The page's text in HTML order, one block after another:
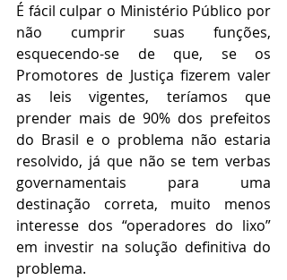
É fácil culpar o Ministério Público por
não cumprir suas funções,
esquecendo-se de que, se os
Promotores de Justiça fizerem valer
as leis vigentes, teríamos que
prender mais de 90% dos prefeitos
do Brasil e o problema não estaria
resolvido, já que não se tem verbas
governamentais para uma
destinação correta, muito menos
interesse dos “operadores do lixo”
em investir na solução definitiva do
problema.